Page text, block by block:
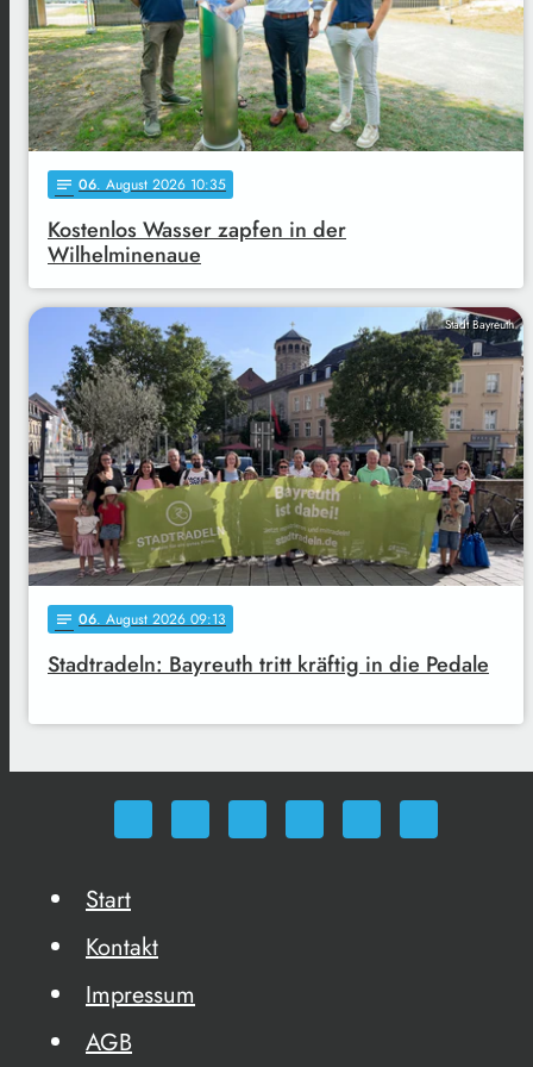
notes 06. August 2026 10:35
Kostenlos Wasser zapfen in der
Wilhelminenaue
Stadt Bayreuth
notes 06. August 2026 09:13
Stadtradeln: Bayreuth tritt kräftig in die Pedale
Start
Kontakt
Impressum
AGB